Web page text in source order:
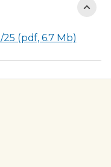
(pdf, 6.7 Mb)